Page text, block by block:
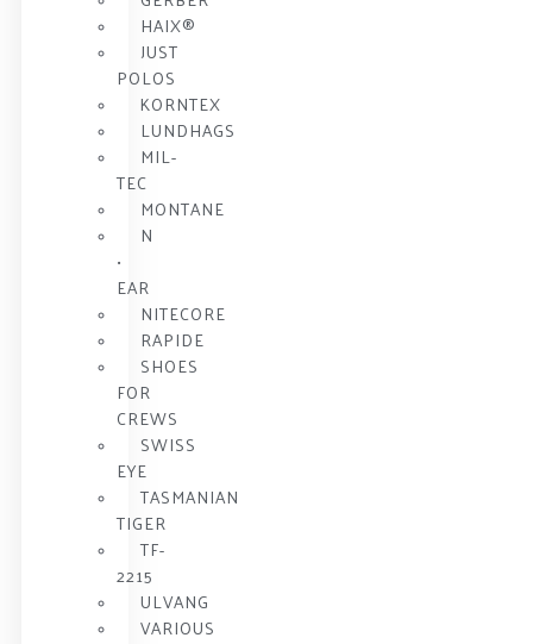
HAIX®
JUST
POLOS
KORNTEX
LUNDHAGS
MIL-
TEC
MONTANE
N
•
EAR
NITECORE
RAPIDE
SHOES
FOR
CREWS
SWISS
EYE
TASMANIAN
TIGER
TF-
2215
ULVANG
VARIOUS